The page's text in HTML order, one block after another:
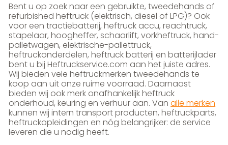
Bent u op zoek naar een gebruikte, tweedehands of
refurbished heftruck (elektrisch, diesel of LPG)? Ook
voor een tractiebatterij, heftruck accu, reachtruck,
stapelaar, hoogheffer, schaarlift, vorkheftruck, hand-
palletwagen, elektrische-pallettruck,
heftruckonderdelen, heftruck batterij en batterijlader
bent u bij Heftruckservice.com aan het juiste adres.
Wij bieden vele heftruckmerken tweedehands te
koop aan uit onze ruime voorraad. Daarnaast
bieden wij ook merk onafhankelijk heftruck
onderhoud, keuring en verhuur aan. Vanalle merken
kunnen wij intern transport producten, heftruckparts,
heftruckopleidingen en nóg belangrijker: de service
leveren die u nodig heeft.